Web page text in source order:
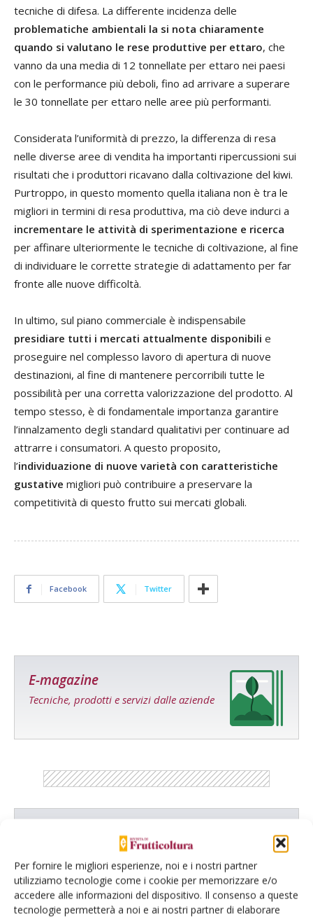
Per fornire le migliori esperienze, noi e i nostri partner
utilizziamo tecnologie come i cookie per memorizzare e/o
accedere alle informazioni del dispositivo. Il consenso a queste
tecnologie permetterà a noi e ai nostri partner di elaborare
tecniche di difesa. La differente incidenza delle
problematiche ambientali la si nota chiaramente
quando si valutano le rese produttive per ettaro, che
vanno da una media di 12 tonnellate per ettaro nei paesi
con le performance più deboli, fino ad arrivare a superare
le 30 tonnellate per ettaro nelle aree più performanti.
Considerata l’uniformità di prezzo, la differenza di resa
nelle diverse aree di vendita ha importanti ripercussioni sui
risultati che i produttori ricavano dalla coltivazione del kiwi.
Purtroppo, in questo momento quella italiana non è tra le
migliori in termini di resa produttiva, ma ciò deve indurci a
incrementare le attività di sperimentazione e ricerca
per affinare ulteriormente le tecniche di coltivazione, al fine
di individuare le corrette strategie di adattamento per far
fronte alle nuove difficoltà.
In ultimo, sul piano commerciale è indispensabile
presidiare tutti i mercati attualmente disponibili e
proseguire nel complesso lavoro di apertura di nuove
destinazioni, al fine di mantenere percorribili tutte le
possibilità per una corretta valorizzazione del prodotto. Al
tempo stesso, è di fondamentale importanza garantire
l’innalzamento degli standard qualitativi per continuare ad
attrarre i consumatori. A questo proposito,
l’individuazione di nuove varietà con caratteristiche
gustative migliori può contribuire a preservare la
competitività di questo frutto sui mercati globali.
Facebook Twitter
E-magazine
Tecniche, prodotti e servizi dalle aziende
Catalogo Aziende e Prodotti
Un modo semplice per cercare un'azienda o un
prodotto!
Cerca adesso